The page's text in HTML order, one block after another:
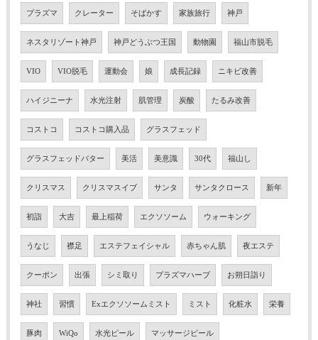
プラズマ クレーター そばかす 家族旅行 神戸
ネスタリゾート神戸 神戸どうぶつ王国 動物園 福山市脱毛
VIO VIO脱毛 運動会 娘 成長記録 ニキビ改善
ハイジニーナ 水光注射 肌管理 炭酸 たるみ改善
コストコ コストコ購入品 グラスフェッド
グラスフェッドバター 美活 美意識 30代 福山し
クリスマス クリスマスイブ サンタ サンタクロース 新年
初詣 大吉 最上稲荷 エクソソーム ウォーキング
うなじ 襟足 エステフェイシャル 赤ちゃん肌 夜エステ
クーポン 出張 シミ取り プラズマハーブ お朔日詣り
神社 習慣 Exエクソソームミスト ミスト 化粧水 栄養
豚肉 WiQo 水光ピール マッサージピール